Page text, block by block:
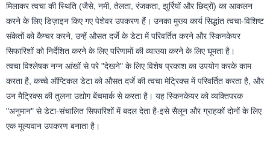
मिलाकर त्वचा की स्थिति (जैसे, नमी, तेलता, रंजकता, झुर्रियों और छिद्रों) का आकलन
करने के लिए डिज़ाइन किए गए पेशेवर उपकरण हैं। उनका मुख्य कार्य सिद्धांत त्वचा-विशिष्ट
संकेतों को कैप्चर करने, उन्हें औसत दर्जे के डेटा में परिवर्तित करने और स्किनकेयर
सिफारिशों को निर्देशित करने के लिए परिणामों की व्याख्या करने के लिए घूमता है।
त्वचा विश्लेषक नग्न आंखों से परे "देखने" के लिए विशेष प्रकाश का उपयोग करके काम
करता है, कच्चे ऑप्टिकल डेटा को औसत दर्जे की त्वचा मेट्रिक्स में परिवर्तित करता है, और
उन मैट्रिक्स की तुलना उद्योग बेंचमार्क से करता है। यह स्किनकेयर को व्यक्तिपरक
"अनुमान" से डेटा-संचालित सिफारिशों में बदल देता है-इसे सैलून और ग्राहकों दोनों के लिए
एक मूल्यवान उपकरण बनाता है।